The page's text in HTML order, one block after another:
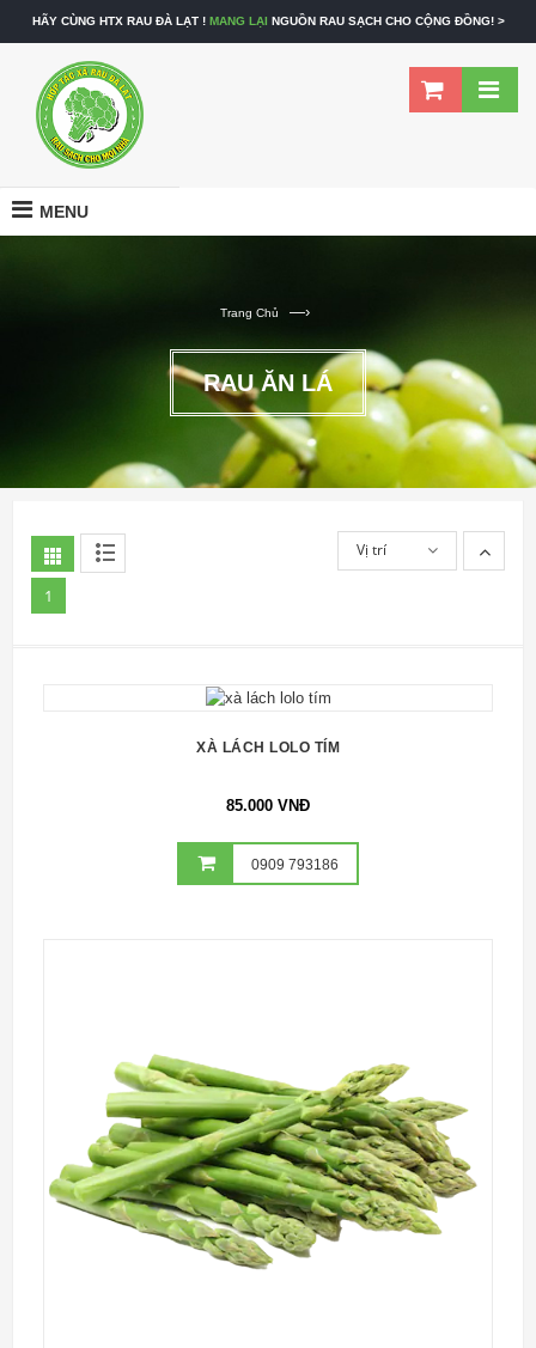
HÃY CÙNG HTX RAU ĐÀ LẠT ! MANG LẠI NGUỒN RAU SẠCH CHO CỘNG ĐỒNG! >
MENU
Trang Chủ —›
RAU ĂN LÁ
Vị trí
1
XÀ LÁCH LOLO TÍM
85.000 VNĐ
0909 793186